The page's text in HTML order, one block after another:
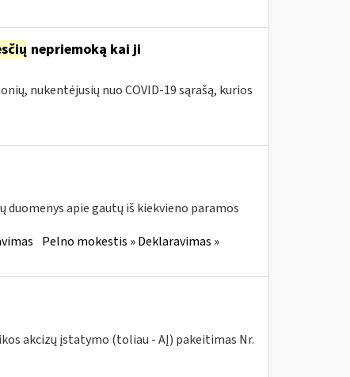
nepriemoką kai ji
nukentėjusių nuo COVID-19 sąrašą, kurios
apie gautų iš kiekvieno paramos
Pelno mokestis » Deklaravimas »
akcizų įstatymo (toliau - AĮ) pakeitimas Nr.